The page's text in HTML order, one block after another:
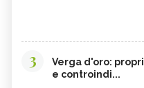
3
Verga d'oro:
e controindi...